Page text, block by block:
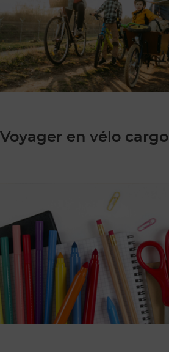
Voyager en vélo cargo